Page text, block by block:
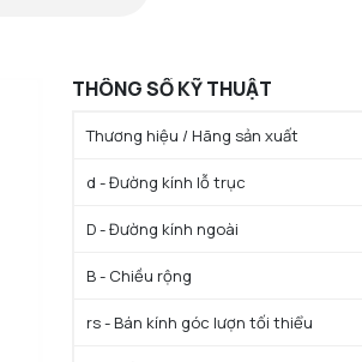
THÔNG SỐ KỸ THUẬT
Thương hiệu / Hãng sản xuất
d - Đường kính lỗ trục
D - Đường kính ngoài
B - Chiều rộng
rs - Bán kính góc lượn tối thiểu